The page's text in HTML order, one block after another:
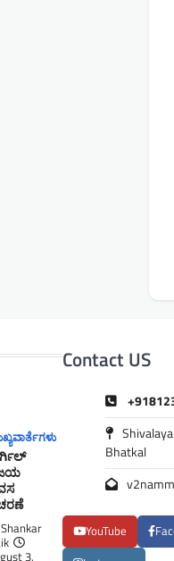
Shankar
3,
Contact US
Bhatkal
YouTube